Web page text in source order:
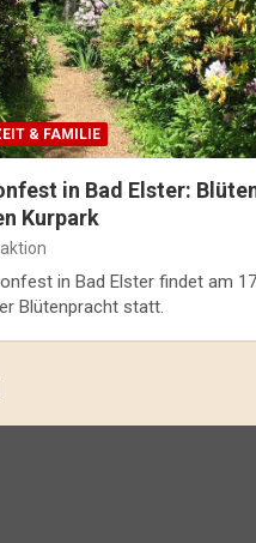
& FAMILIE
in Bad Elster:
Kurpark
in Bad Elster findet am
Blütenpracht statt.